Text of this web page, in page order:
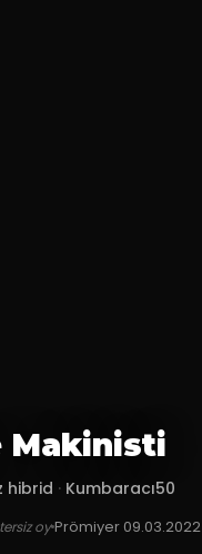
Makinisti
hibrid · Kumbaracı50
oyPrömiyer 09.03.2022